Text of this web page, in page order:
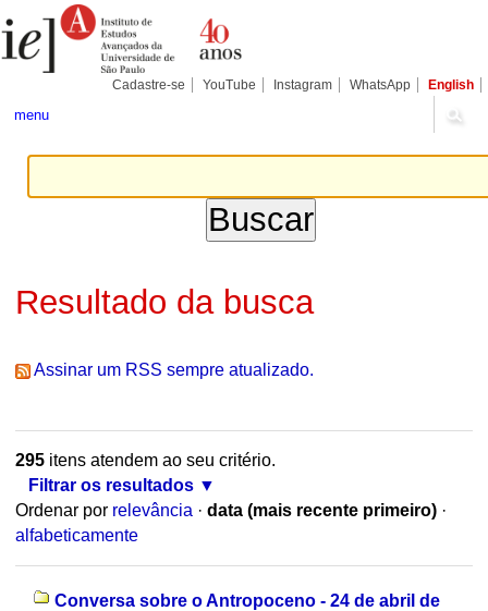
para
conteúdo.
Pessoais
Cadastre-se YouTube Instagram WhatsApp English
menu
Resultado da busca
Assinar um RSS sempre atualizado.
295itens atendem ao seu critério.
Filtrar os resultados
Ordenar por relevância · data (mais recente primeiro) ·
alfabeticamente
Conversa sobre o Antropoceno - 24 de abril de